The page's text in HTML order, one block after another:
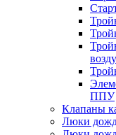
ППУ
Клапаны
Люки